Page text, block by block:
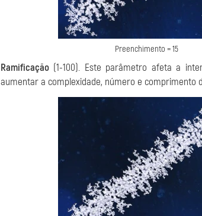
Preenchimento = 15
Ramificação (1-100). Este parâmetro afeta a
aumentar a complexidade, número e comprimento